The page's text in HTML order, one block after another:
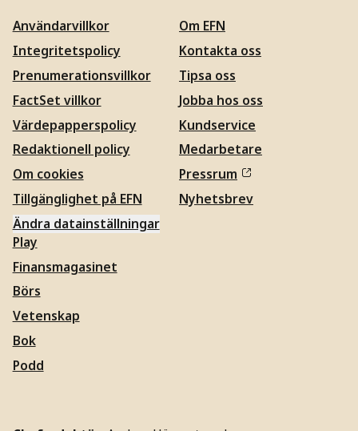
Användarvillkor
Integritetspolicy
Prenumerationsvillkor
FactSet villkor
Värdepapperspolicy
Redaktionell policy
Om cookies
Tillgänglighet på EFN
Ändra datainställningar
Om EFN
Kontakta oss
Tipsa oss
Jobba hos oss
Kundservice
Medarbetare
Pressrum
Nyhetsbrev
Play
Finansmagasinet
Börs
Vetenskap
Bok
Podd